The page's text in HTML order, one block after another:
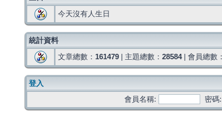
今天沒有人生日
統計資料
文章總數： 161479 | 主題總數： 28584| 會員總數
登入
會員名稱:
密碼: